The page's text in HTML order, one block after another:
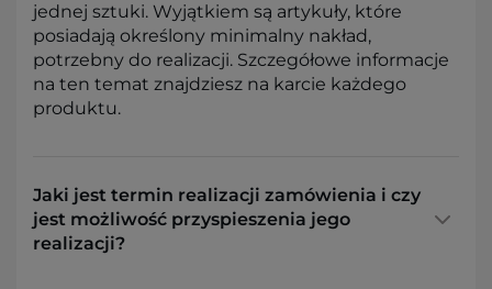
jednej sztuki. Wyjątkiem są artykuły, które
posiadają określony minimalny nakład,
potrzebny do realizacji. Szczegółowe informacje
na ten temat znajdziesz na karcie każdego
produktu.
Jaki jest termin realizacji zamówienia i czy
jest możliwość przyspieszenia jego
realizacji?